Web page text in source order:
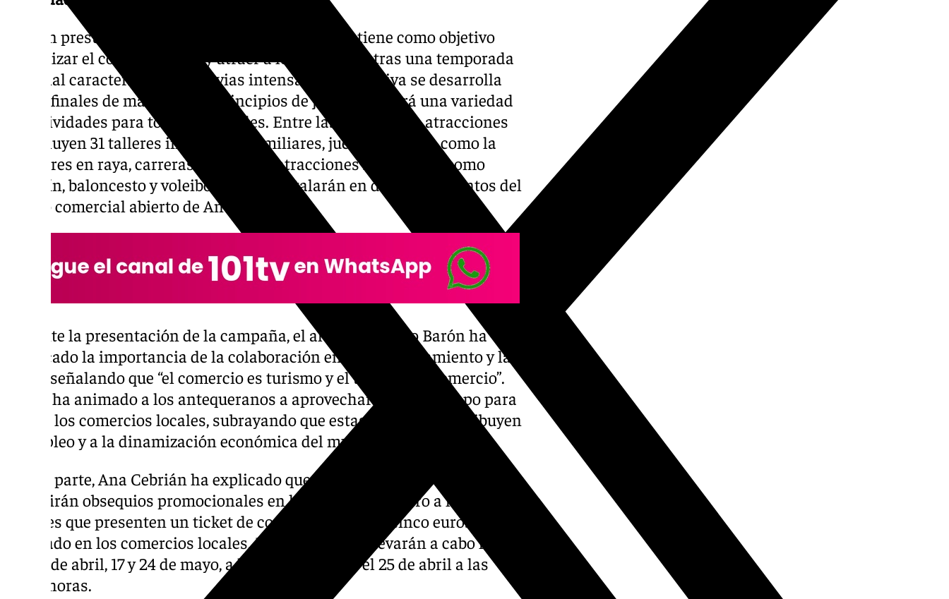
Con un presupuesto de 16.000 euros, la campaña tiene como objetivo
revitalizar el comercio local y atraer a los visitantes tras una temporada
invernal caracterizada por lluvias intensas. La iniciativa se desarrolla
desde finales de marzo hasta principios de julio y ofrecerá una variedad
de actividades para todas las edades. Entre las principales atracciones
se incluyen 31 talleres infantiles y familiares, juegos gigantes como la
oca y tres en raya, carreras de sacos, y atracciones hinchables como
futbolín, baloncesto y voleibol, que se instalarán en diferentes puntos del
centro comercial abierto de Antequera.
Durante la presentación de la campaña, el alcalde Manolo Barón ha
destacado la importancia de la colaboración entre el Ayuntamiento y la
ACIA, señalando que “el comercio es turismo y el turismo es comercio”.
Barón ha animado a los antequeranos a aprovechar el buen tiempo para
visitar los comercios locales, subrayando que estas compras contribuyen
al empleo y a la dinamización económica del municipio.
Por su parte, Ana Cebrián ha explicado que como parte de la campaña, se
repartirán obsequios promocionales en las calles del centro a los
clientes que presenten un ticket de compra superior a cinco euros
realizado en los comercios locales. Las entregas se llevarán a cabo los
días 5 de abril, 17 y 24 de mayo, a las 12:00 horas, y el 25 de abril a las
18:00 horas.